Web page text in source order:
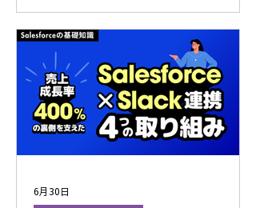
6月30日